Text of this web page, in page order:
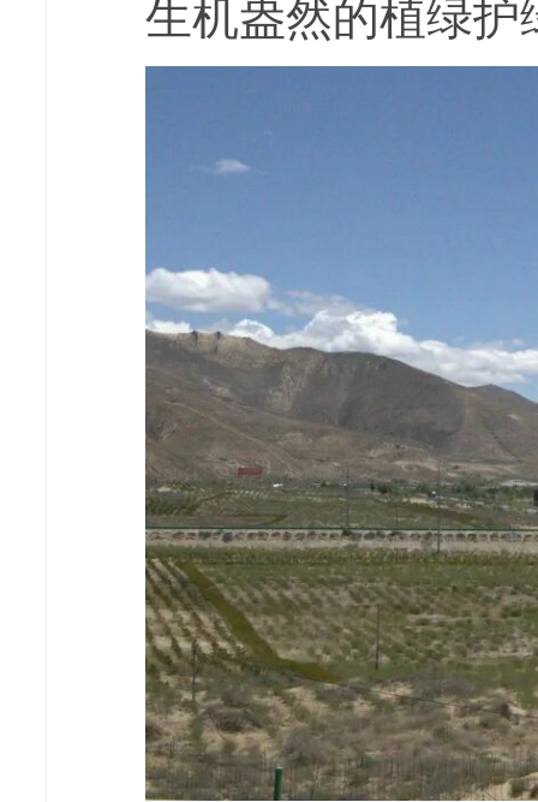
生机盎然的植绿护